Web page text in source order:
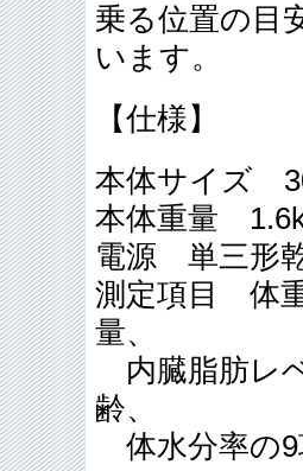
乗る位置の目
います。
【仕様】
本体サイズ
本体重量
電源 単三形
測定項目 体
量、
内臓脂肪レ
齢、
体水分率